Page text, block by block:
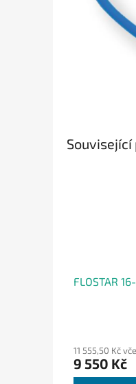
FLOSTAR
11 555,50 Kč
9 550 Kč